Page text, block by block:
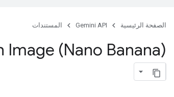
الصفحة الرئيسية Gemini API المستندات
Image (Nano Banana)